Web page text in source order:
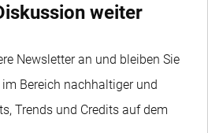
weiter
Newsletter an und bleiben Sie
Bereich nachhaltiger und
Trends und Credits auf dem